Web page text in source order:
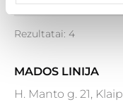
Rezultatai: 4
MADOS LINIJA
H. Manto g. 21,